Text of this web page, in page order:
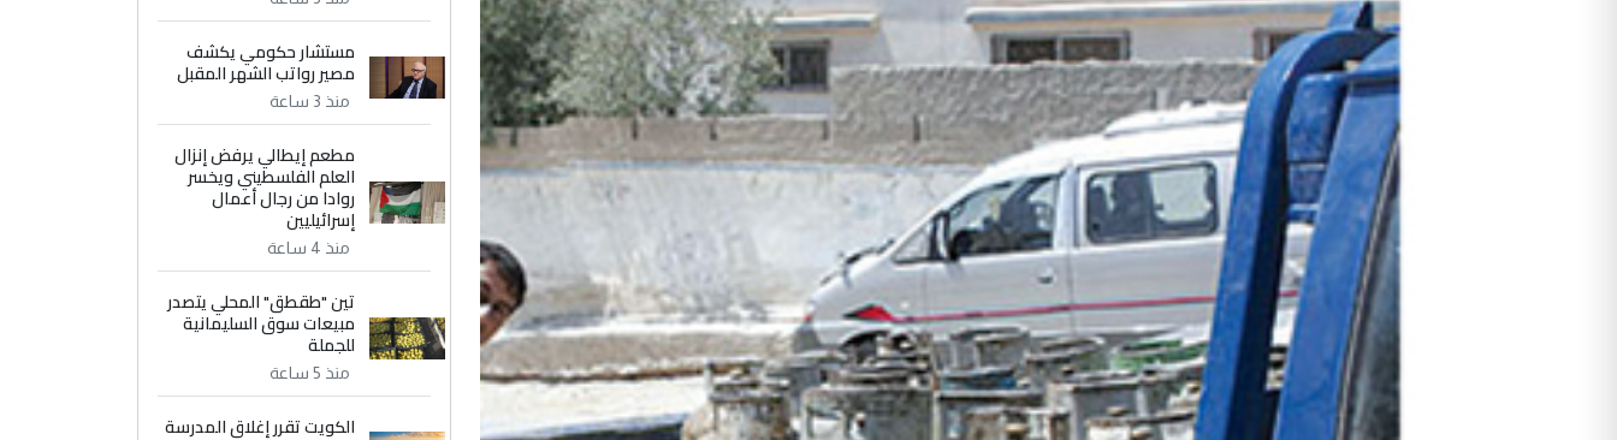
مستشار حكومي يكشف
مصير رواتب الشهر المقبل
منذ 3 ساعة
مطعم إيطالي يرفض إنزال
العلم الفلسطيني ويخسر
روادا من رجال أعمال
إسرائيليين
منذ 4 ساعة
تين "طقطق" المحلي يتصدر
مبيعات سوق السليمانية
للجملة
منذ 5 ساعة
الكويت تقرر إغلاق المدرسة